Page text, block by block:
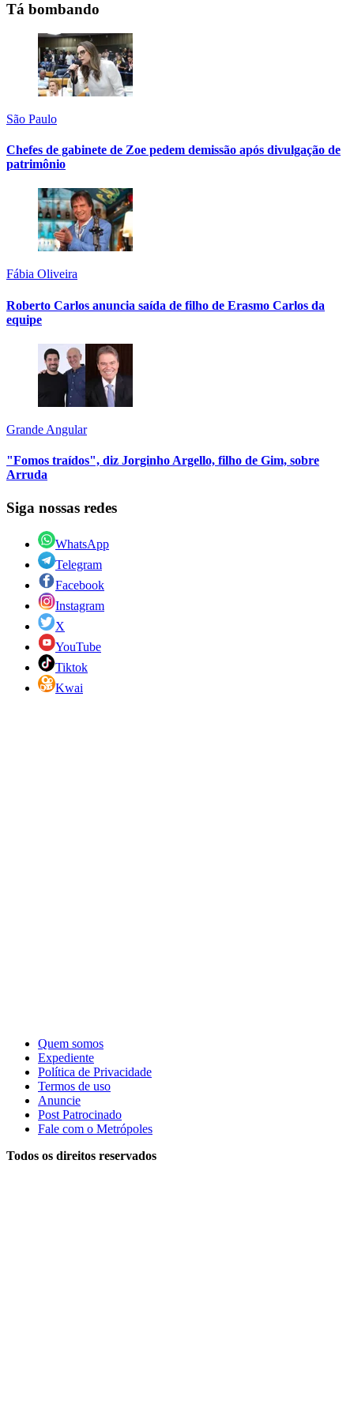
Tá bombando
São Paulo
Chefes de gabinete de Zoe pedem demissão após divulgação de
patrimônio
Fábia Oliveira
Roberto Carlos anuncia saída de filho de Erasmo Carlos da
equipe
Grande Angular
"Fomos traídos", diz Jorginho Argello, filho de Gim, sobre
Arruda
Siga nossas redes
WhatsApp
Telegram
Facebook
Instagram
X
YouTube
Tiktok
Kwai
Quem somos
Expediente
Política de Privacidade
Termos de uso
Anuncie
Post Patrocinado
Fale com o Metrópoles
Todos os direitos reservados